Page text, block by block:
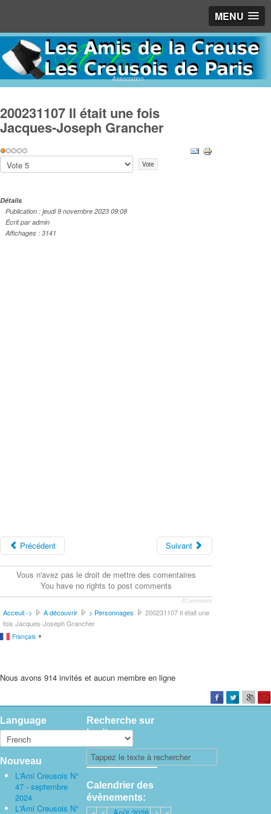
MENU
Association
200231107 Il était une fois
Jacques-Joseph Grancher
Vote
utilisateur:
Veuillez
voter
Détails
Publication : jeudi 9 novembre 2023 09:08
Écrit par admin
Affichages : 3141
Précédent Suivant
Vous n'avez pas le droit de mettre des comentaires
You have no rights to post comments
JComments
Acceuil -> A découvrir > Personnages
200231107 Il était une
fois Jacques-Joseph Grancher
Français ▼
Nous avons 914 invités et aucun membre en ligne
Language
Nouveau
L'Ami Creusois N°
47 - septembre
2024
L'Ami Creusois N°
Recherche sur
le site
Calendrier des
évènements: